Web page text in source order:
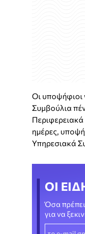
Οι υποψήφιοι
Συμβούλια
ημέρες,
Υπηρεσιακά
ΟΙ
Όσα
για να